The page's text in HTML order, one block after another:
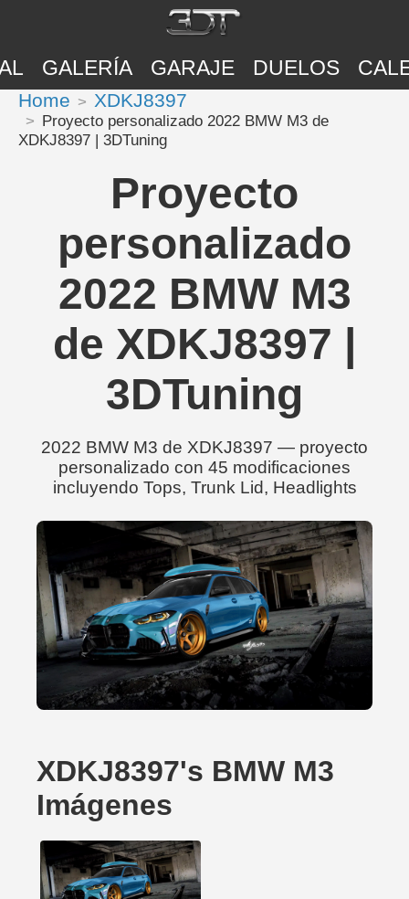
GALERÍA GARAJE DUELOS
Home XDKJ8397
Proyecto personalizado 2022 BMW M3 de
XDKJ8397 | 3DTuning
Proyecto
personalizado
2022 BMW M3
de XDKJ8397 |
3DTuning
2022 BMW M3 de XDKJ8397 — proyecto
personalizado con 45 modificaciones
incluyendo Tops, Trunk Lid, Headlights
XDKJ8397's BMW M3
Imágenes